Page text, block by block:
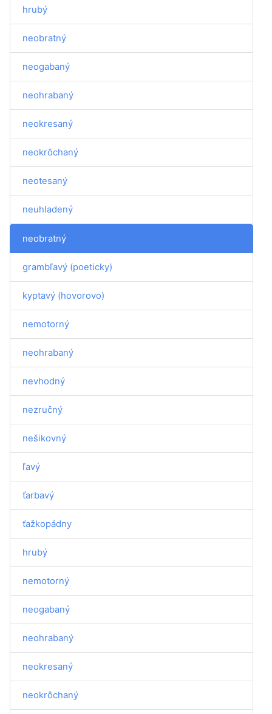
hrubý
neobratný
neogabaný
neohrabaný
neokresaný
neokrôchaný
neotesaný
neuhladený
neobratný
grambľavý (poeticky)
kyptavý (hovorovo)
nemotorný
neohrabaný
nevhodný
nezručný
nešikovný
ľavý
ťarbavý
ťažkopádny
hrubý
nemotorný
neogabaný
neohrabaný
neokresaný
neokrôchaný